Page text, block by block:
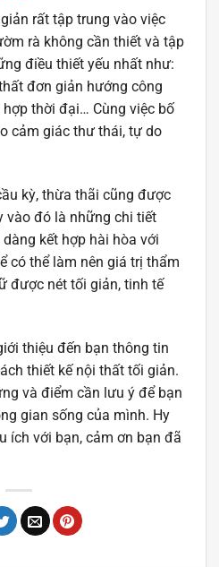
rất tập trung vào việc
rà không cần thiết và tập
điều thiết yếu nhất như:
đơn giản hướng công
thời đại… Cùng việc bố
cảm giác thư thái, tự do
kỳ, thừa thãi cũng được
vào đó là những chi tiết
kết hợp hài hòa với
có thể làm nên giá trị thẩm
được nét tối giản, tinh tế
thiệu đến bạn thông tin
thiết kế nội thất tối giản.
và điểm cần lưu ý để bạn
gian sống của mình. Hy
ích với bạn, cảm ơn bạn đã